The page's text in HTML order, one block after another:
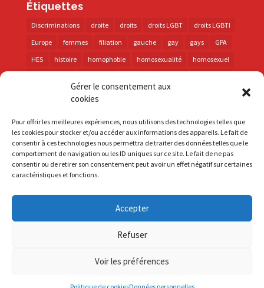
Gérer le consentement aux
cookies
Pour offrir les meilleures expériences, nous utilisons des technologies telles que
les cookies pour stocker et/ou accéder aux informations des appareils. Le fait de
consentir à ces technologies nous permettra de traiter des données telles que le
comportement de navigation ou les ID uniques sur ce site. Le fait de ne pas
consentir ou de retirer son consentement peut avoir un effet négatif sur certaines
caractéristiques et fonctions.
Accepter
Refuser
Voir les préférences
Étiquettes
Discriminations droite droits droits LGBT
droits LGBTI
Europe
femmes filiation gauche gay gays
GPA
HES
histoire homophobie homosexualité
homosexuel
lutte contre les discriminations
PMA police
prévention
santé
sida trans transphobie UE
Union européenne
vih
violences visibilité élections
S'inscrire à la Newsletter